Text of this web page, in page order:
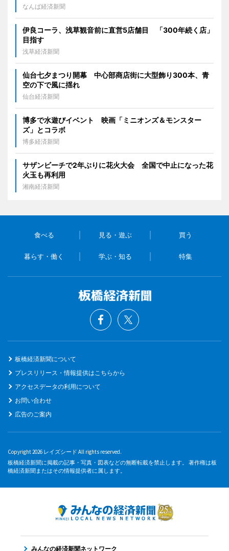
なんば経済新聞
伊良コーラ、浅草観音前に直営5店舗目 「300年続く店」
目指す
浅草経済新聞
仙台七夕まつり開幕 中心部商店街に大型飾り300本、青
空の下で風に揺れ
仙台経済新聞
博多で水遊びイベント 映画「ミニオンズ＆モンスター
ズ」とコラボ
博多経済新聞
サザンビーチで2年ぶりに花火大会 全国で中止になった花
火玉も再利用
湘南経済新聞
食べる 見る・遊ぶ 買う
暮らす・働く 学ぶ・知る 特集
板橋経済新聞について
プレスリリース・情報提供はこちらから
アクセスデータの利用について
お問い合わせ
広告のご案内
Copyright 2026 レイズシード All rights reserved.
板橋経済新聞に掲載の記事・写真・図表などの無断転載を禁止します。 著作権は板
橋経済新聞またはその情報提供者に属します。
みんなの経済新聞ネットワーク